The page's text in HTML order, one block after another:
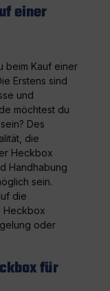
einer
beim Kauf einer
Erstens sind
und
möchtest du
Des
die
Heckbox
Handhabung
sein.
die
Heckbox
oder
für